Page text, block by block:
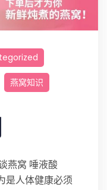
燕窝知识
燕窝 唾液酸
是人体健康必须